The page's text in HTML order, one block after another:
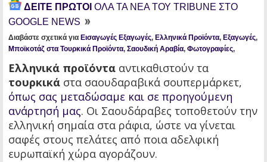
ΔΕΙΤΕ ΠΡΩΤΟΙ ΟΛΑ ΤΑ ΝΕΑ ΤΟΥ TRIBUNE ΣΤΟ
GOOGLE NEWS
Διαβάστε σχετικά για Εισαγωγές Εξαγωγές, Ελληνικά Προϊόντα, Εξαγωγές,
Μποϊκοτάζ στα Τουρκικά Προϊόντα, Σαουδική Αραβία, Φωτογραφίες,
Ελληνικά προϊόντα αντικαθιστούν τα
τουρκικά στα σαουδαραβικά σουπερμάρκετ,
όπως σας μεταδώσαμε και σε προηγούμενη
ανάρτησή μας. Οι Σαουδάραβες τοποθετούν την
ελληνική σημαία στα ράφια, ώστε να γίνεται
σαφές στους πελάτες από ποια αδελφική
ευρωπαϊκή χώρα αγοράζουν.